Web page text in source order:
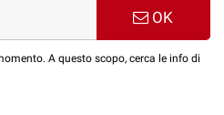
OK
A questo scopo, cerca le info di